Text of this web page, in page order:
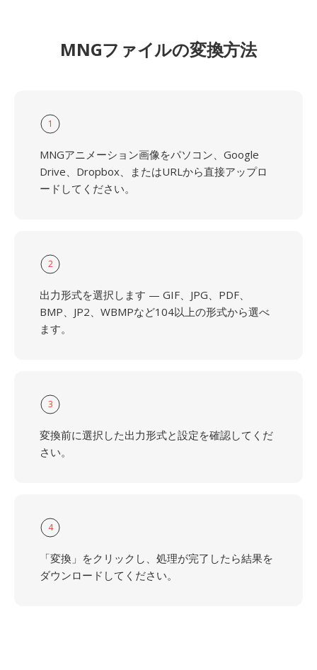
MNGファイルの変換方法
1
MNGアニメーション画像をパソコン、Google
Drive、Dropbox、またはURLから直接アップロ
ードしてください。
2
出力形式を選択します — GIF、JPG、PDF、
BMP、JP2、WBMPなど104以上の形式から選べ
ます。
3
変換前に選択した出力形式と設定を確認してくだ
さい。
4
「変換」をクリックし、処理が完了したら結果を
ダウンロードしてください。